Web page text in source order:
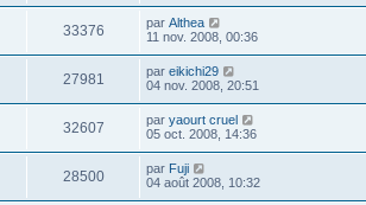
33376 par Althea
11 nov. 2008, 00:36
27981 par eikichi29
04 nov. 2008, 20:51
32607 par yaourt cruel
05 oct. 2008, 14:36
28500 par Fuji
04 août 2008, 10:32